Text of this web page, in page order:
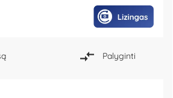
Palyginti